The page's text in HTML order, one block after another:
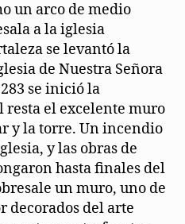
un arco de medio
a la iglesia
se levantó la
de Nuestra Señora
se inició la
resta el excelente muro
y la torre. Un incendio
y las obras de
hasta finales del
un muro, uno de
decorados del arte